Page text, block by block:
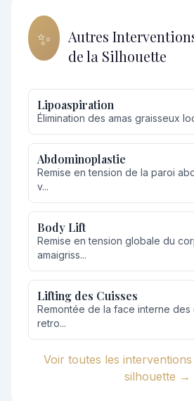
✨
Autres
de la Silhouette
Lipoaspiration
Élimination des amas graisseux
Abdominoplastie
Remise en tension de la paroi
v...
Body Lift
Remise en tension globale du
amaigriss...
Lifting des Cuisses
Remontée de la face interne des
retro...
Voir toutes les
silhouette →